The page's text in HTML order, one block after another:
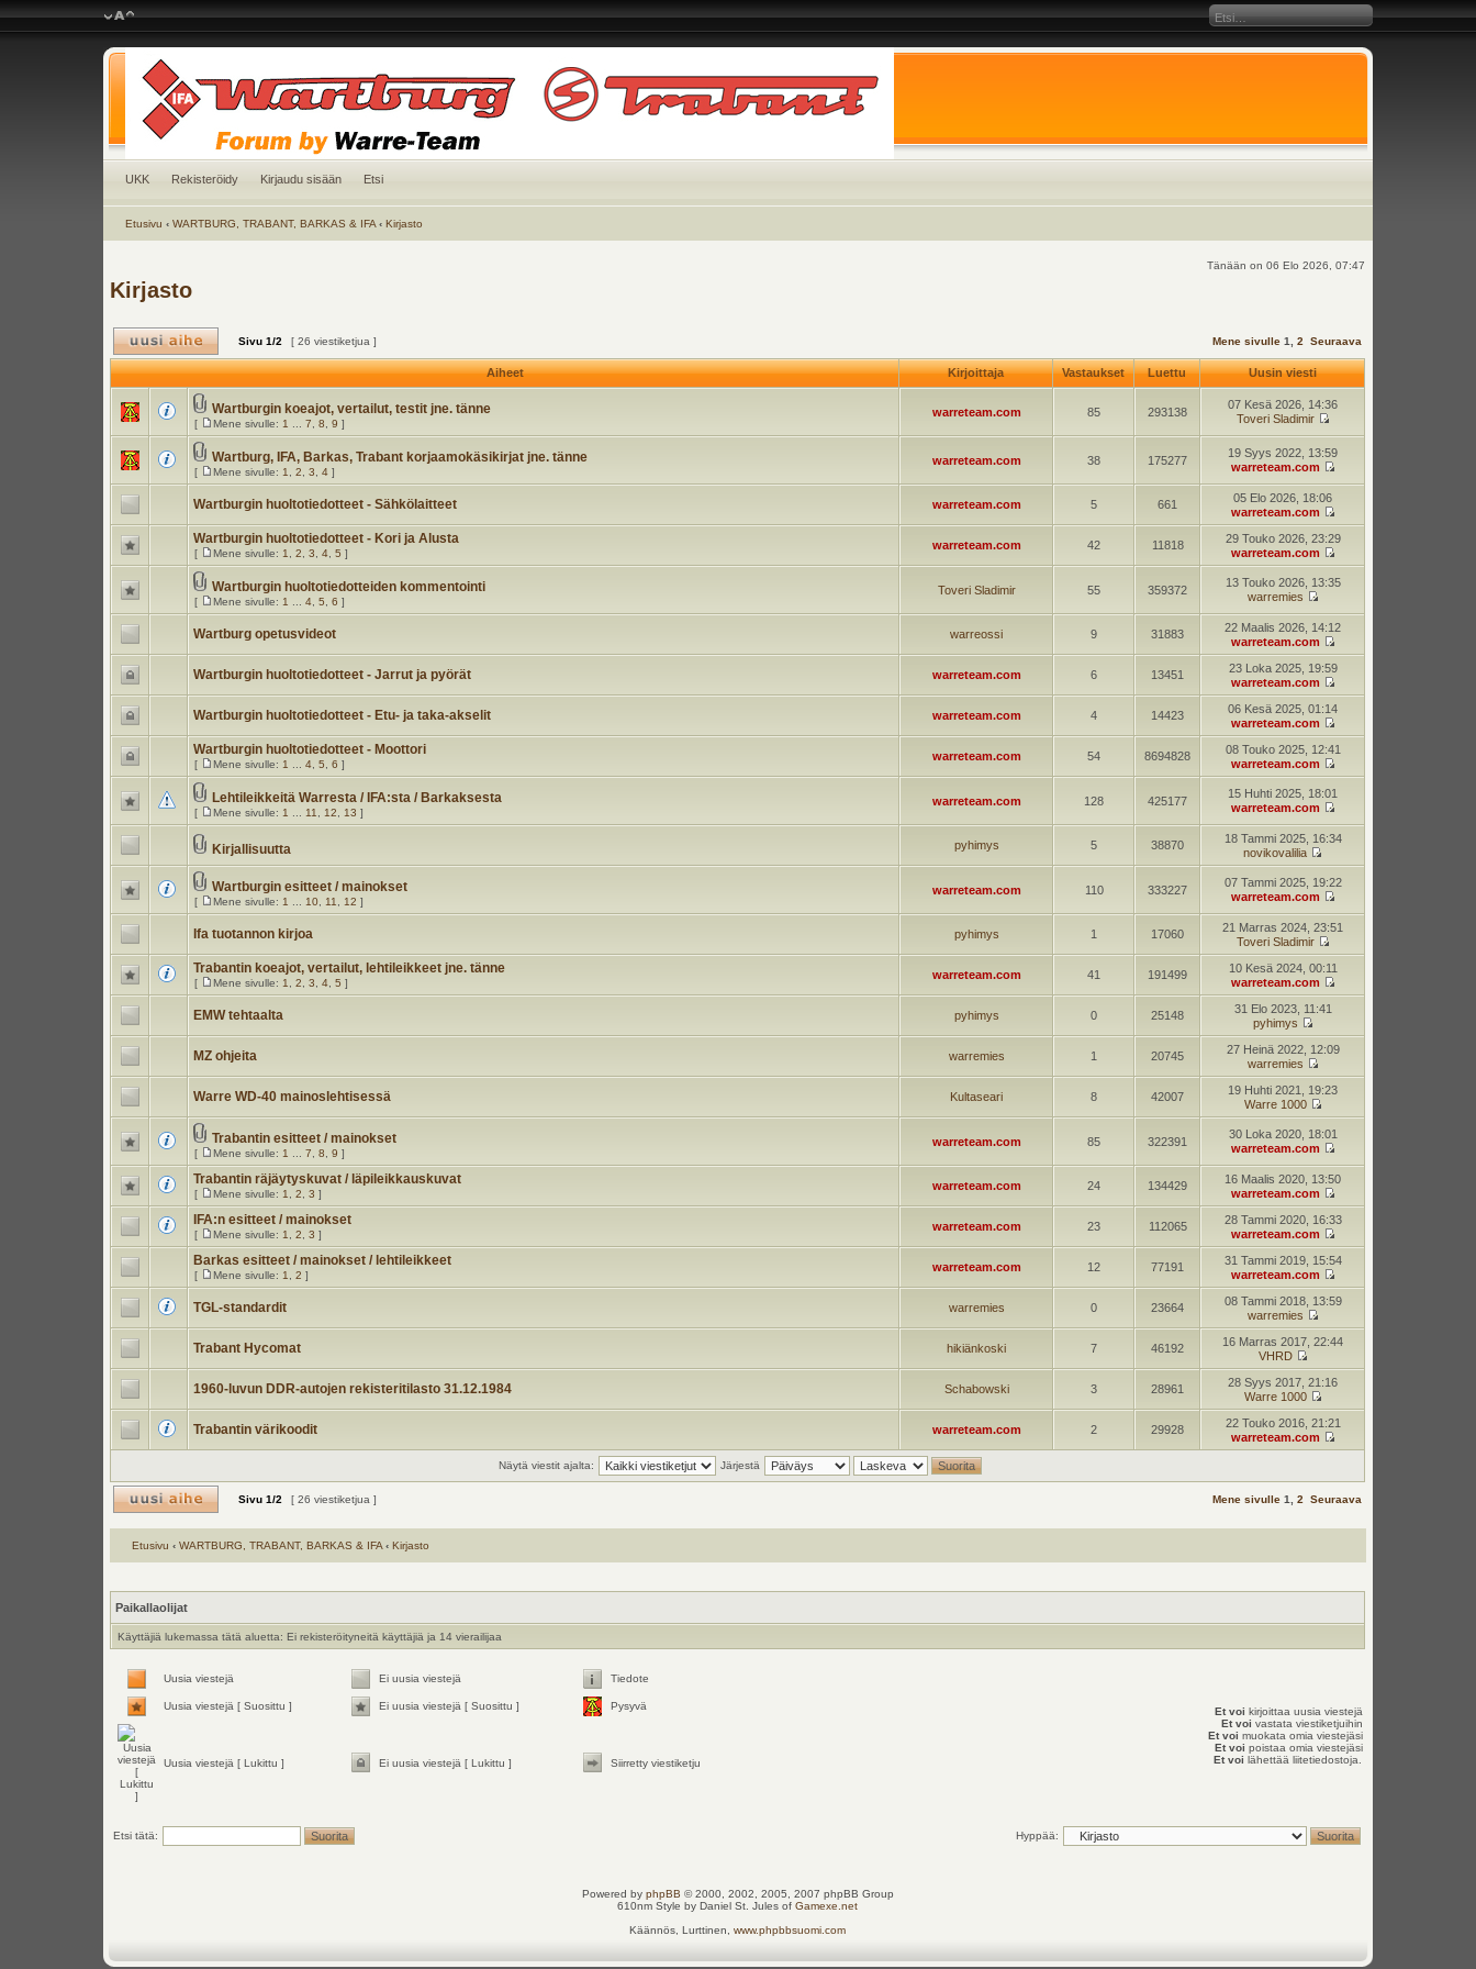
UKK Rekisteröidy Kirjaudu sisään Etsi
Etusivu ‹ WARTBURG, TRABANT, BARKAS & IFA ‹ Kirjasto
Tänään on 06 Elo 2026, 07:47
Kirjasto
Sivu1/2 [ 26 viestiketjua ] Mene sivulle 1 ,2 Seuraava
Aiheet Kirjoittaja Vastaukset Luettu Uusin viesti
Wartburgin koeajot, vertailut, testit jne. tänne
[ Mene sivulle: 1 ...7 ,8 ,9 ]
warreteam.com 85 293138
07 Kesä 2026, 14:36
Toveri Sladimir
Wartburg, IFA, Barkas, Trabant korjaamokäsikirjat jne. tänne
[ Mene sivulle: 1 ,2 ,3 ,4 ]
warreteam.com 38 175277
19 Syys 2022, 13:59
warreteam.com
Wartburgin huoltotiedotteet - Sähkölaitteet warreteam.com 5 661
05 Elo 2026, 18:06
warreteam.com
Wartburgin huoltotiedotteet - Kori ja Alusta
[ Mene sivulle: 1 ,2 ,3 ,4 ,5 ]
warreteam.com 42 11818
29 Touko 2026, 23:29
warreteam.com
Wartburgin huoltotiedotteiden kommentointi
[ Mene sivulle: 1 ...4 ,5 ,6 ]
Toveri Sladimir 55 359372
13 Touko 2026, 13:35
warremies
Wartburg opetusvideot warreossi 9 31883
22 Maalis 2026, 14:12
warreteam.com
Wartburgin huoltotiedotteet - Jarrut ja pyörät warreteam.com 6 13451
23 Loka 2025, 19:59
warreteam.com
Wartburgin huoltotiedotteet - Etu- ja taka-akselit warreteam.com 4 14423
06 Kesä 2025, 01:14
warreteam.com
Wartburgin huoltotiedotteet - Moottori
[ Mene sivulle: 1 ...4 ,5 ,6 ]
warreteam.com 54 8694828
08 Touko 2025, 12:41
warreteam.com
Lehtileikkeitä Warresta / IFA:sta / Barkaksesta
[ Mene sivulle: 1 11 12 13 ]
warreteam.com 128 425177
15 Huhti 2025, 18:01
warreteam.com
Kirjallisuutta pyhimys 5 38870
18 Tammi 2025, 16:34
novikovalilia
Wartburgin esitteet / mainokset
[ Mene sivulle: 1 10 11 12 ]
warreteam.com 110 333227
07 Tammi 2025, 19:22
warreteam.com
Ifa tuotannon kirjoa pyhimys 1 17060
21 Marras 2024, 23:51
Toveri Sladimir
Trabantin koeajot, vertailut, lehtileikkeet jne. tänne
[ Mene sivulle: 1 ,2 ,3 ,4 ,5 ]
warreteam.com 41 191499
10 Kesä 2024, 00:11
warreteam.com
EMW tehtaalta pyhimys 0 25148
31 Elo 2023, 11:41
pyhimys
MZ ohjeita warremies 1 20745
27 Heinä 2022, 12:09
warremies
Warre WD-40 mainoslehtisessä Kultaseari 8 42007
19 Huhti 2021, 19:23
Warre 1000
Trabantin esitteet / mainokset
[ Mene sivulle: 1 ...7 ,8 ,9 ]
warreteam.com 85 322391
30 Loka 2020, 18:01
warreteam.com
Trabantin räjäytyskuvat / läpileikkauskuvat
[ Mene sivulle: 1 ,2 ,3 ]
warreteam.com 24 134429
16 Maalis 2020, 13:50
warreteam.com
IFA:n esitteet / mainokset
[ Mene sivulle: 1 ,2 ,3 ]
warreteam.com 23 112065
28 Tammi 2020, 16:33
warreteam.com
Barkas esitteet / mainokset / lehtileikkeet
[ Mene sivulle: 1 ,2 ]
warreteam.com 12 77191
31 Tammi 2019, 15:54
warreteam.com
TGL-standardit warremies 0 23664
08 Tammi 2018, 13:59
warremies
Trabant Hycomat hikiänkoski 7 46192
16 Marras 2017, 22:44
VHRD
1960-luvun DDR-autojen rekisteritilasto 31.12.1984 Schabowski 3 28961
28 Syys 2017, 21:16
Warre 1000
Trabantin värikoodit warreteam.com 2 29928
22 Touko 2016, 21:21
warreteam.com
Näytä viestit ajalta: Järjestä
Sivu1/2 [ 26 viestiketjua ] Mene sivulle 1 ,2 Seuraava
Etusivu ‹ WARTBURG, TRABANT, BARKAS & IFA ‹ Kirjasto
Paikallaolijat
Käyttäjiä lukemassa tätä aluetta: Ei rekisteröityneitä käyttäjiä ja 14 vierailijaa
Uusia viestejä Ei uusia viestejä Tiedote
Uusia viestejä [ Suosittu ] Ei uusia viestejä [ Suosittu ] Pysyvä
Uusia viestejä [ Lukittu ] Ei uusia viestejä [ Lukittu ] Siirretty viestiketju
Et voi kirjoittaa uusia viestejä
Et voi vastata viestiketjuihin
Et voi muokata omia viestejäsi
Et voi poistaa omia viestejäsi
Et voi lähettää liitetiedostoja.
Etsi tätä: Hyppää:
Powered by phpBB © 2000, 2002, 2005, 2007 phpBB Group
610nm Style by Daniel St. Jules ofGamexe.net
Käännös, Lurttinen,www.phpbbsuomi.com